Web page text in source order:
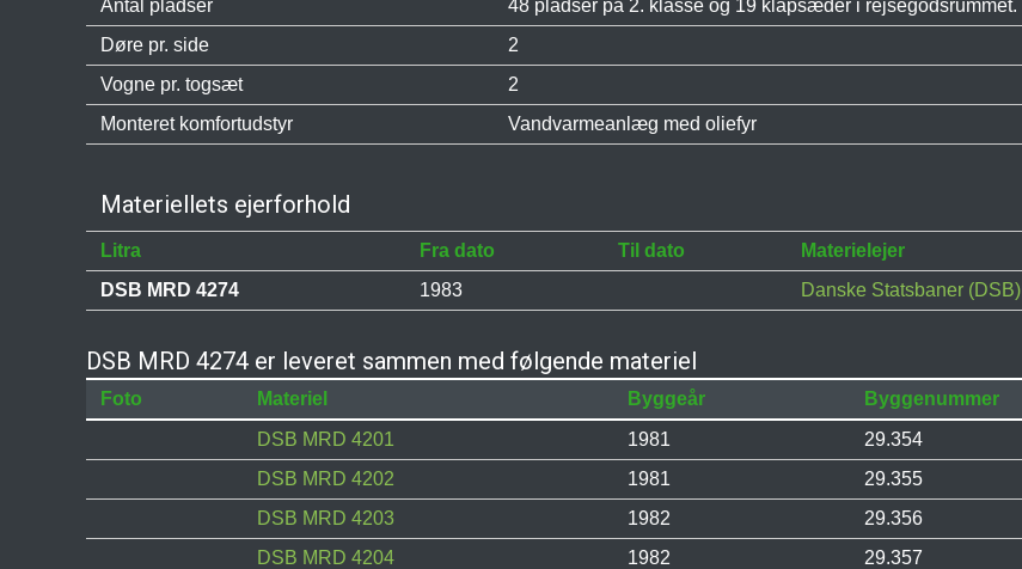
Antal pladser
48 pladser på 2. klasse og 19 klapsæder i rejsegodsrummet.
Døre pr. side
2
Vogne pr. togsæt
2
Monteret komfortudstyr
Vandvarmeanlæg med oliefyr
Materiellets ejerforhold
Litra Fra dato Til dato Materielejer
DSB MRD 4274
1983 Danske Statsbaner (DSB)
DSB MRD 4274 er leveret sammen med følgende materiel
Foto Materiel Byggeår Byggenummer
DSB MRD 4201
1981
29.354
DSB MRD 4202
1981
29.355
DSB MRD 4203
1982
29.356
DSB MRD 4204
1982
29.357